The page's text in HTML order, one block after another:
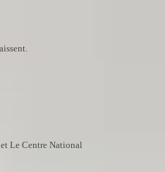
Le Centre National